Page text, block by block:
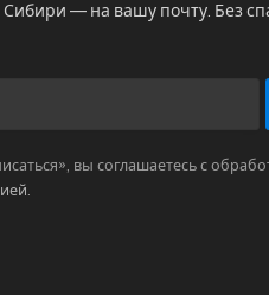
Сибири — на вашу почту. Без
вы соглашаетесь с